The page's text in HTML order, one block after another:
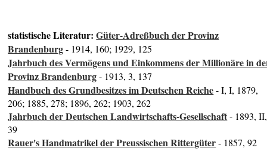
statistische Literatur:Güter-Adreßbuch der Provinz
Brandenburg- 1914, 160; 1929, 125
Jahrbuch des Vermögens und Einkommens der Millionäre in
Provinz Brandenburg- 1913, 3, 137
Handbuch des Grundbesitzes im Deutschen Reiche- I, I, 1879,
206; 1885, 278; 1896, 262; 1903, 262
Jahrbuch der Deutschen Landwirtschafts-Gesellschaft- 1893, II,
39
Rauer's Handmatrikel der Preussischen Rittergüter- 1857, 92